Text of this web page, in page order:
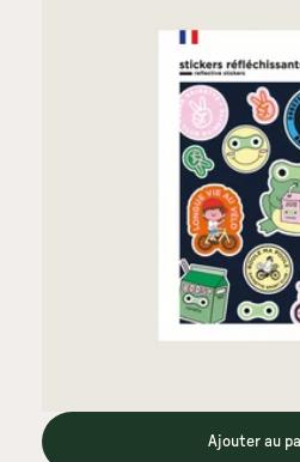
Ajouter au